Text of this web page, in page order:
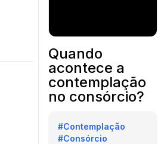
Quando
acontece a
contemplação
no consórcio?
#Contemplação
#Consórcio